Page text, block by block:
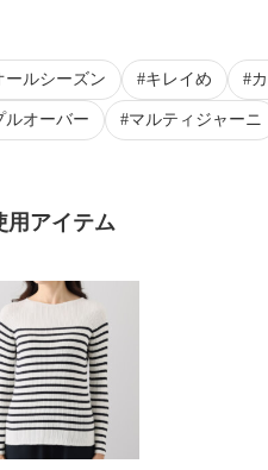
ールシーズン キレイめ
ルオーバー マルティジャーニ
用アイテム